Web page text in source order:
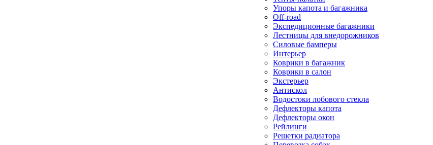
Упоры капота и багажника
Off-road
Экспедиционные багажники
Лестницы для внедорожников
Силовые бамперы
Интерьер
Коврики в багажник
Коврики в салон
Экстерьер
Антискол
Водостоки лобового стекла
Дефлекторы капота
Дефлекторы окон
Рейлинги
Решетки радиатора